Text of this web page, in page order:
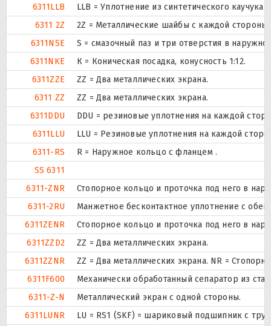
6311LLB
LLB = Уплотнение из синтетического каучука
6311 2Z
2Z = Металлические шайбы с каждой
6311NSE
S = смазочный паз и три отверстия в
6311NKE
К = Коническая посадка, конусность 1:12.
6311ZZE
ZZ = Два металлических экрана.
6311 ZZ
ZZ = Два металлических экрана.
6311DDU
DDU = резиновые уплотнения на каждой
6311LLU
LLU = Резиновые уплотнения на каждой
6311-RS
R = Наружное кольцо с фланцем .
SS 6311
6311-ZNR
Стопорное кольцо и проточка под него в
6311-2RU
Манжетное бесконтактное уплотнение с
6311ZENR
Стопорное кольцо и проточка под него в
6311ZZD2
ZZ = Два металлических экрана.
6311ZZNR
ZZ = Два металлических экрана. NR =
6311F600
Механически обработанный сепаратор из
6311-Z-N
Металлический экран с одной стороны.
6311LUNR
LU = RS1 (SKF) = шариковый подшипник с